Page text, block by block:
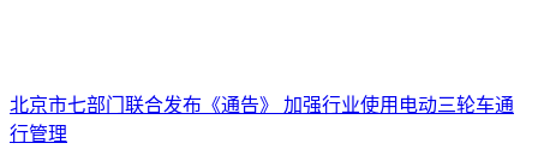
北京市七部门联合发布《通告》 加强行业使用电动三轮车通
行管理